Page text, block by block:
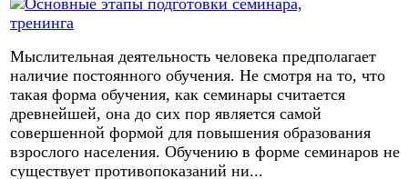
Мыслительная деятельность человека предполагает
наличие постоянного обучения. Не смотря на то, что
такая форма обучения, как семинары считается
древнейшей, она до сих пор является самой
совершенной формой для повышения образования
взрослого населения. Обучению в форме семинаров не
существует противопоказаний ни...